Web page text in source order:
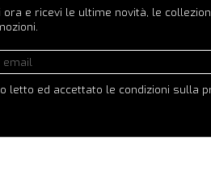
ora e ricevi le ultime novità, le
letto ed accettato le condizioni sulla